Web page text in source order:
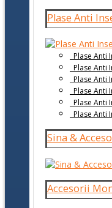
Plase Anti
Plase Anti
Plase Anti
Plase Anti
Plase Anti
Plase Anti
Plase Anti
Sina &
Accesorii